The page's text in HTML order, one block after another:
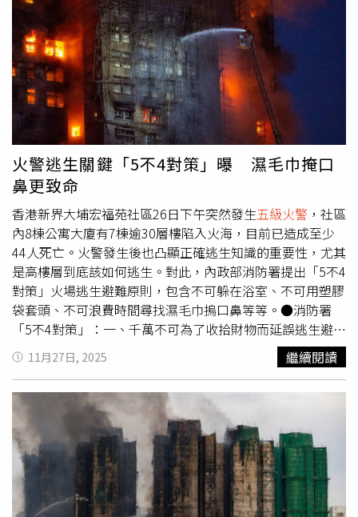
數增加，而現場居民有生命危險，現場在五樓以上，需要增
加人手及裝備時，便可能需要把火警升至四級火警。此時消
防處也會協調，調配更多人手，通常派出20至35輛消防
車、100至150名消防員及10至25條消防喉。現場的指揮人
員為副消防總長。五級火警：當火警現場的火勢完全失去控
制而且迅速蔓延，以及有大量濃煙，高熱，受傷人數增加，
明顯超過四級火所需的支援時，便可能需要把火警升至
火警。此時其他消防局也會協調，調配更多人手，通常最少
有35輛消防車、150名消防員及26至50條消防喉。嚴重緊急
時，民政事務總署更會統籌政府飛行服務隊、醫療輔助隊、
社會福利署等各香港政府部門，以配合支援。現場的指揮人
員為消防總長。自1964年首次發出五級警報至今，香港曾
發生46宗最少達到五級的大火。雖然台灣尚未有統一的火警
分級制度，但目前已有3個縣市實行，分別是台北市、桃園
市及新竹市，其中台北只劃分為四個等級；最新一宗四級火
是2017年4月7日中華路二段公寓大火。另外，消防局也有
宣導火災分為4類，以及個別的撲滅方式。【以台北市分為4
級火警為例】一級（一般服務案）：接獲報案後，初步判斷
為一般火警。二級（普通火警）：火警現場有特殊地理因
素，如醫院、地鐵站、危險品倉，或需長途供水，應加派消
防資源。三級（成災爆炸）：發生死亡或3人以上重傷、建
築物燒毀面積達30平方公尺以上、燒毀價值新台幣100萬以
上財物、燒毀林木面積達5公頃以上。四級（重大爆炸）：
死亡2人以上未滿5人，或死傷合計15人以上、未滿30人，
而房屋損毀10戶（間）以上未滿30戶（間），或財物損失
達新台幣500萬元以上等。【火災類別與撲滅方式】A類
初為棚架起火，火勢迅速蔓延，短時間內由三級火升至四
級，至傍晚6時22分再升為五級火警。由於火勢猛烈，波及
鄰近多棟樓宇，包括宏泰閣及宏新閣，甚至蔓延至部分住宅
單位內部。大埔宏福苑五級火警現場，火勢一度迅速蔓延至
多幢大廈，引發社會關注。（圖／達志／美聯社）這起事件
震驚全港，社會各界對罹難者表達哀悼與關注。然而，有人
在災難發生期間涉嫌進行不當商業行為，引起公憤。一名
KOL在社交平台發文，指控有保險從業員趁著火警期間透過
WeChat等平台推銷保險產品，更直言對方為前無綫電視
（TVB）特約演員林子幸。林子幸發文後惹起爭議，內容被
質疑為趁火推銷保險。（圖／翻攝自林子幸IG）有關指控在
網絡上廣泛流傳，引起網民激烈討論。對此，TVB於11月27
日凌晨火速發表聲明澄清，強調林子幸並非其公司藝人。聲
明指出：「林子幸先生並非本公司（電視廣播有限公司）員
工，本公司與該人士並無任何關聯，該人士行為亦不代表本
公司立場。」TVB企業傳訊部在聲明中表示，對任何利用社
會重大事故或他人不幸事件進行推廣的行為予以強烈譴責，
並對宏福苑火災死傷者及其家屬致以最深切的慰問。聲明呼
籲公眾與媒體應以嚴肅態度報導災難事件，切勿為追求關注
度而散播不實或誤導性資訊，並重申本公司對於人命傷亡相
關事件一向採取最嚴肅態度處理。TVB發聲明澄清林子幸並
非旗下藝人，強調該人行為不代表公司立場。（圖／翻攝自
FB，TVB）另外，林子幸也在27日凌晨在社交平台發表
〈道歉聲明啟示及釐清誤會〉，作出解釋與致歉。他指出，
該貼文原意為提醒朋友重視風險管理與保障的重要性，並非
公開推廣產品，也未涉及任何銷售行為。林子幸強調：「訊
火警逃生關鍵「5不4對策」曝 濕毛巾掩口
鼻更致命
香港新界大埔宏福苑社區26日下午突然發生五級火警 ，社區
內8棟公寓大廈有7棟逾30層樓陷入火海，目前已造成至少
44人死亡。火警發生後也凸顯正確逃生知識的重要性，尤其
是高樓層到底該如何逃生。對此，內政部消防署提出「5不4
對策」火場逃生避難原則，包含不可躲在浴室、不可用塑膠
袋套頭、不可浪費時間尋找濕毛巾摀口鼻等等。●消防署
「5不4對策」：一、千萬不可為了收拾財物而延誤逃生避難
時間，應以保命求生為首要目標。二、千萬不可搭乘電梯，
逃生火場很可能會發生斷電情形，恐因此受困在電梯內。
三、千萬不可躲在浴室，火場第一殺手為濃煙，浴室的門和
天花板大多是塑膠材質，不耐高溫，躲在裡面無法有效阻絕
濃煙，而且浴室通常沒有對外窗戶，無法對外呼叫，救難人
員不易發現。四、千萬不可用塑膠袋套頭，不但無法裝到新
鮮空氣，反而會因呼吸而在塑膠袋上產生霧氣，影響逃生視
線及速度。五、千萬不可浪費時間尋找濕毛巾摀口鼻，而延
誤逃生避難，濕毛巾擋不住濃煙中會造成人命傷亡的一氧化
11月27日, 2025 繼續閱讀